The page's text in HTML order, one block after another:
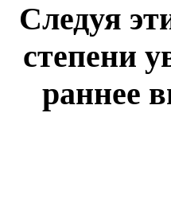
Следуя
степени
раннее